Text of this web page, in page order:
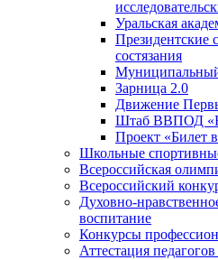
Уральская
Президентские
состязания
Муниципальный
Зарница 2.0
Движение
Штаб ВВПОД
Проект «Билет
Школьные
Всероссийская
Всероссийский
Духовно-
воспитание
Конкурсы
Аттестация